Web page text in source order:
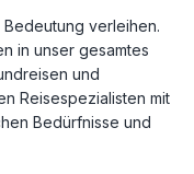
verleihen.
in unser gesamtes
und
Reisespezialisten mit
Bedürfnisse und